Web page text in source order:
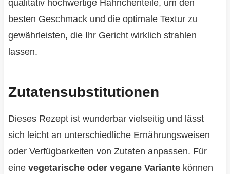
qualitativ hochwertige Hähnchenteile, um den
besten Geschmack und die optimale Textur zu
gewährleisten, die Ihr Gericht wirklich strahlen
lassen.
Zutatensubstitutionen
Dieses Rezept ist wunderbar vielseitig und lässt
sich leicht an unterschiedliche Ernährungsweisen
oder Verfügbarkeiten von Zutaten anpassen. Für
eine vegetarische oder vegane Variantekönnen